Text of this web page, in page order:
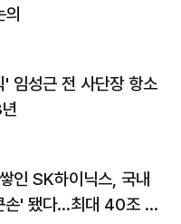
' 임성근 전 사단장 항소
인 SK하이닉스, 국내
손' 됐다…최대 40조 투